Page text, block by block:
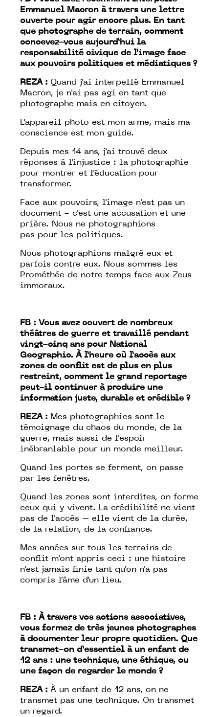
Emmanuel Macron à travers une lettre
ouverte pour agir encore plus. En tant
que photographe de terrain, comment
concevez-vous aujourd’hui la
responsabilité civique de l’image face
aux pouvoirs politiques et médiatiques ?
REZA : Quand j'ai interpellé Emmanuel
Macron, je n'ai pas agi en tant que
photographe mais en citoyen.
L'appareil photo est mon arme, mais ma
conscience est mon guide.
Depuis mes 14 ans, j'ai trouvé deux
réponses à l'injustice : la photographie
pour montrer et l'éducation pour
transformer.
Face aux pouvoirs, l'image n'est pas un
document - c'est une accusation et une
prière. Nous ne photographions
pas pour les politiques.
Nous photographions malgré eux et
parfois contre eux. Nous sommes les
Prométhée de notre temps face aux Zeus
immoraux.
FB : Vous avez couvert de nombreux
théâtres de guerre et travaillé pendant
vingt-cinq ans pour National
Geographic. À l’heure où l’accès aux
zones de conflit est de plus en plus
restreint, comment le grand reportage
peut-il continuer à produire une
information juste, durable et crédible ?
REZA : Mes photographies sont le
témoignage du chaos du monde, de la
guerre, mais aussi de l'espoir
inébranlable pour un monde meilleur.
Quand les portes se ferment, on passe
par les fenêtres.
Quand les zones sont interdites, on forme
ceux qui y vivent. La crédibilité ne vient
pas de l'accès – elle vient de la durée,
de la relation, de la confiance.
Mes années sur tous les terrains de
conflit m'ont appris ceci : une histoire
n'est jamais finie tant qu'on n'a pas
compris l'âme d'un lieu.
FB : À travers vos actions associatives,
vous formez de très jeunes photographes
à documenter leur propre quotidien. Que
transmet-on d’essentiel à un enfant de
12 ans : une technique, une éthique, ou
une façon de regarder le monde ?
REZA : À un enfant de 12 ans, on ne
transmet pas une technique. On transmet
un regard.